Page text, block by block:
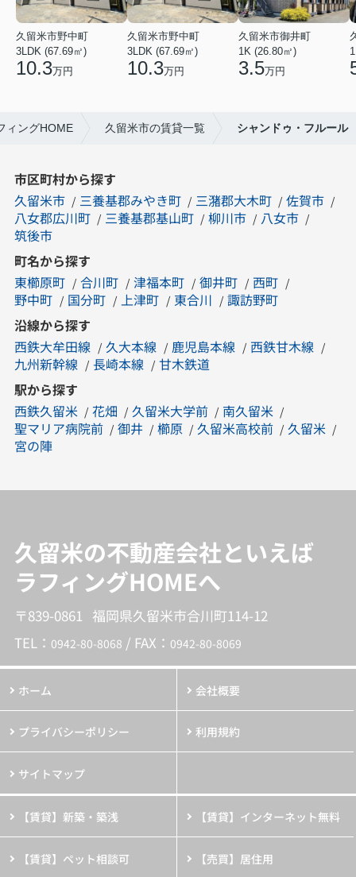
久留米市野中町
3LDK (67.69㎡)
10.3万円
久留米市野中町
3LDK (67.69㎡)
10.3万円
久留米市御井町
1K (26.80㎡)
3.5万円
ィングHOME 久留米市の賃貸一覧 シャンドゥ・フルール
市区町村から探す
久留米市
三養基郡みやき町 三潴郡大木町
佐賀市
八女郡広川町
三養基郡基山町 柳川市
八女市
筑後市
町名から探す
東櫛原町
合川町 津福本町 御井町
西町
野中町
国分町 上津町 東合川
諏訪野町
沿線から探す
西鉄大牟田線
久大本線 鹿児島本線
西鉄甘木線
九州新幹線
長崎本線
甘木鉄道
駅から探す
西鉄久留米
花畑 久留米大学前
南久留米
聖マリア病院前
御井 櫛原 久留米高校前
久留米
宮の陣
久留米の不動産会社といえば
ラフィングHOMEへ
〒839-0861 福岡県久留米市合川町114-12
TEL： 0942-80-8068 / FAX： 0942-80-8069
ホーム 会社概要
プライバシーポリシー 利用規約
サイトマップ
【賃貸】新築・築浅 【賃貸】インターネット無料
【賃貸】ペット相談可 【売買】居住用